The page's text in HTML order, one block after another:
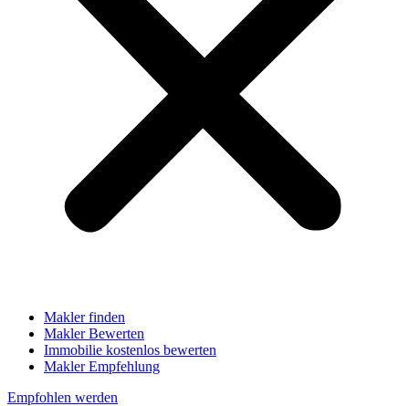
Makler finden
Makler Bewerten
Immobilie kostenlos bewerten
Makler Empfehlung
Empfohlen werden